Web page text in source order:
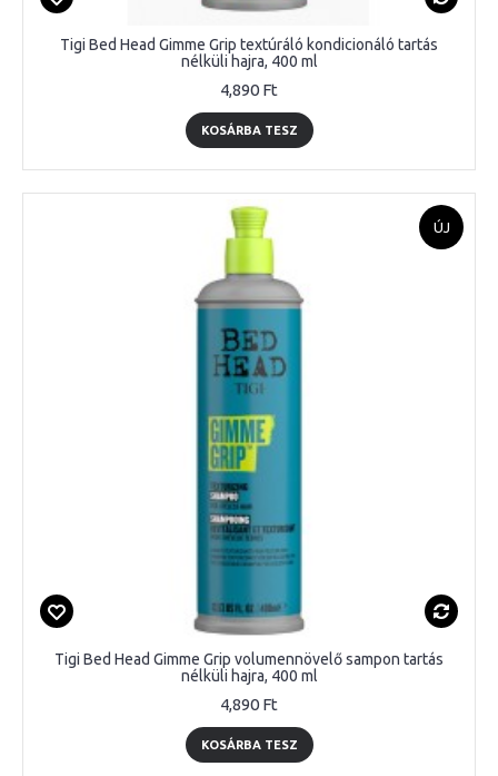
Tigi Bed Head Gimme Grip textúráló kondicionáló tartás
nélküli hajra, 400 ml
4,890 Ft
KOSÁRBA TESZ
ÚJ
Tigi Bed Head Gimme Grip volumennövelő sampon tartás
nélküli hajra, 400 ml
4,890 Ft
KOSÁRBA TESZ